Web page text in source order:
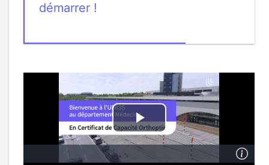
démarrer !